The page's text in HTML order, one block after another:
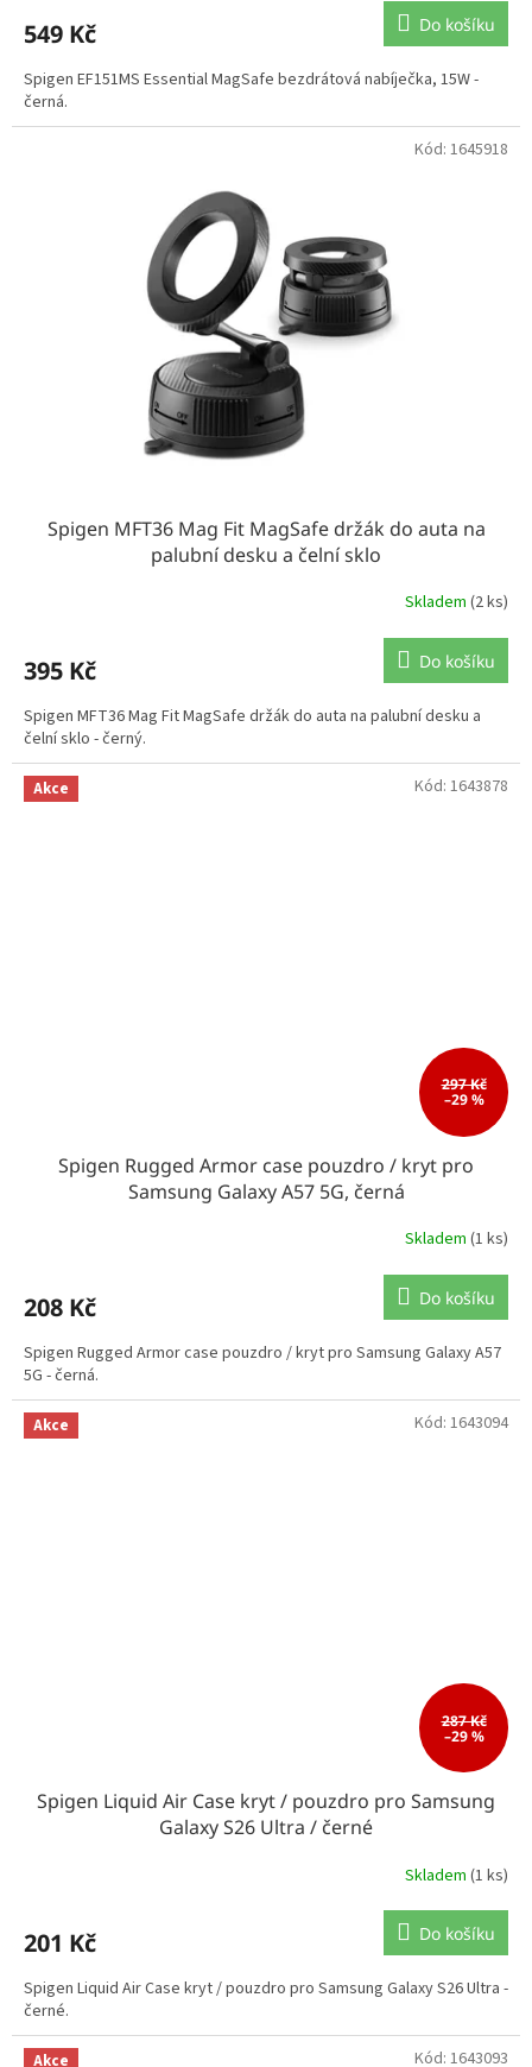
549 Kč Do košíku
Spigen EF151MS Essential MagSafe bezdrátová nabíječka, 15W -
černá.
Spigen MFT36 Mag Fit MagSafe držák do auta na
palubní desku a čelní sklo
Skladem (2 ks)
395 Kč Do košíku
Spigen MFT36 Mag Fit MagSafe držák do auta na palubní desku a
čelní sklo - černý.
Kód: 1645918
Akce
297 Kč
–29 %
Spigen Rugged Armor case pouzdro / kryt pro
Samsung Galaxy A57 5G, černá
Skladem (1 ks)
208 Kč Do košíku
Spigen Rugged Armor case pouzdro / kryt pro Samsung Galaxy A57
5G - černá.
Kód: 1643878
Akce
287 Kč
–29 %
Spigen Liquid Air Case kryt / pouzdro pro Samsung
Galaxy S26 Ultra / černé
Skladem (1 ks)
201 Kč Do košíku
Spigen Liquid Air Case kryt / pouzdro pro Samsung Galaxy S26 Ultra -
černé.
Kód: 1643094
Akce Kód: 1643093